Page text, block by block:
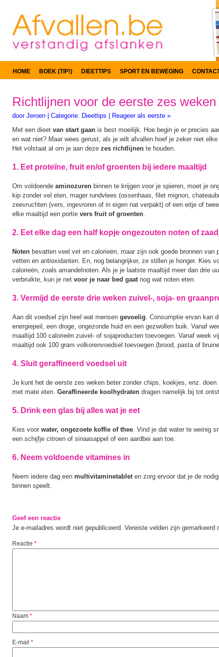
HOME BOEK (TIP!) DIEETTIPS SPORT EN BEWEGING
Richtlijnen voor de eerste zes
door Jeroen Categorie: Dieettips
Reageer als eerste »
Met een dieet van start gaan is best moeilijk. Hoe begin je er precies
en wat niet? Maar wees gerust, als je wilt afvallen hoef je zeker niet
Het volstaat al om je aan deze zes richtlijnen te houden.
1. Eet proteïne, fruit en/of groenten bij iedere maaltijd
Om voldoende aminozuren binnen te krijgen voor je spieren, moet je
kip zonder vel eten, mager rundvlees (ossenhaas, filet mignon,
zeevruchten (vers, ingevroren of in eigen nat verpakt) of een eitje of
elke maaltijd een portie vers fruit of groenten.
2. Eet elke dag een half kopje ongezouten noten of
Noten bevatten veel vet en calorieën, maar zijn ook goede bronnen van
vetten en antioxidanten. En, nog belangrijker, ze stillen je honger. Kies
calorieën, zoals amandelnoten. Als je je laatste maaltijd meer dan drie
verbruikte, kun je net voor je naar bed gaatnog wat noten eten.
3. Vermijd de eerste drie weken zuivel-, soja- en
Aan dit voedsel zijn heel wat mensen gevoelig. Consumptie ervan kan
energiepeil, een droge, ongezonde huid en een gezwollen buik. Vanaf
maaltijd 100 calorieën zuivel- of sojaproducten toevoegen. Vanaf week
maaltijd ook 100 gram volkorenvoedsel toevoegen (brood, pasta of
4. Sluit geraffineerd voedsel uit
Je kunt het de eerste zes weken beter zonder chips, koekjes, enz.
met mate eten. Geraffineerde koolhydraten dragen namelijk bij tot
5. Drink een glas bij alles wat je eet
Kies voor water, ongezoete koffie of thee. Vind je dat water te weinig
een schijfje citroen of sinaasappel of een aardbei aan toe.
6. Neem voldoende vitamines in
Neem iedere dag een multivitaminetablet en zorg ervoor dat je de
binnen speelt.
Geef een reactie
Je e-mailadres wordt niet gepubliceerd. Vereiste velden zijn gemarkeerd
Reactie *
Naam *
E-mail *